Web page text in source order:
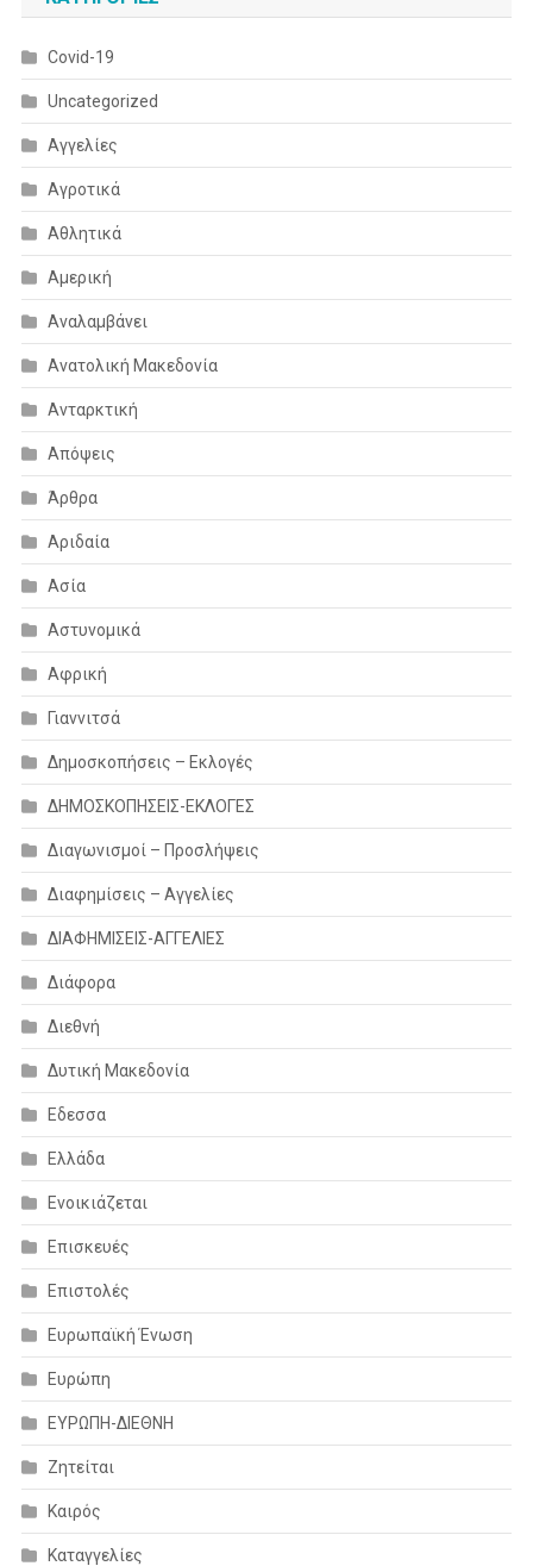
Covid-19
Uncategorized
Αγγελίες
Αγροτικά
Αθλητικά
Αμερική
Αναλαμβάνει
Ανατολική Μακεδονία
Ανταρκτική
Απόψεις
Άρθρα
Αριδαία
Ασία
Αστυνομικά
Αφρική
Γιαννιτσά
Δημοσκοπήσεις – Εκλογές
ΔΗΜΟΣΚΟΠΗΣΕΙΣ-ΕΚΛΟΓΕΣ
Διαγωνισμοί – Προσλήψεις
Διαφημίσεις – Αγγελίες
ΔΙΑΦΗΜΙΣΕΙΣ-ΑΓΓΕΛΙΕΣ
Διάφορα
Διεθνή
Δυτική Μακεδονία
Εδεσσα
Ελλάδα
Ενοικιάζεται
Επισκευές
Επιστολές
Ευρωπαϊκή Ένωση
Ευρώπη
ΕΥΡΩΠΗ-ΔΙΕΘΝΗ
Ζητείται
Καιρός
Καταγγελίες